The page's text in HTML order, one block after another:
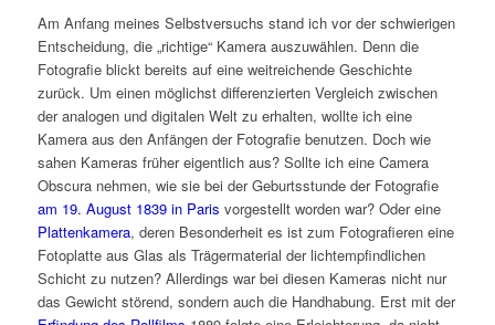
Am Anfang meines Selbstversuchs stand ich vor der schwierigen
Entscheidung, die „richtige“ Kamera auszuwählen. Denn die
Fotografie blickt bereits auf eine weitreichende Geschichte
zurück. Um einen möglichst differenzierten Vergleich zwischen
der analogen und digitalen Welt zu erhalten, wollte ich eine
Kamera aus den Anfängen der Fotografie benutzen. Doch wie
sahen Kameras früher eigentlich aus? Sollte ich eine Camera
Obscura nehmen, wie sie bei der Geburtsstunde der Fotografie
am 19. August 1839 in Paris vorgestellt worden war? Oder eine
Plattenkamera, deren Besonderheit es ist zum Fotografieren eine
Fotoplatte aus Glas als Trägermaterial der lichtempfindlichen
Schicht zu nutzen? Allerdings war bei diesen Kameras nicht nur
das Gewicht störend, sondern auch die Handhabung. Erst mit der